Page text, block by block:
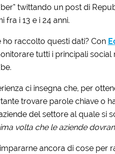
twittando un post di
fra i 13 e i 24 anni.
ho raccolto questi dati? Con
tutti i principali social
ci insegna che, per
trovare parole chiave o
del settore al quale si
volta che le aziende
ancora di cose per